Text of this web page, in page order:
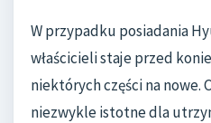
W przypadku posiadania
właścicieli staje przed
niektórych części na nowe.
niezwykle istotne dla